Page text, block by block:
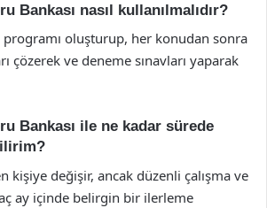
Bankası nasıl kullanılmalıdır?
programı oluşturup, her konudan sonra
çözerek ve deneme sınavları yaparak
Bankası ile ne kadar sürede
kişiye değişir, ancak düzenli çalışma ve
ay içinde belirgin bir ilerleme